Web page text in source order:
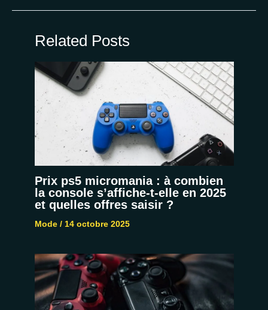
Related Posts
Prix ps5 micromania : à combien
la console s’affiche-t-elle en 2025
et quelles offres saisir ?
Mode/ 14 octobre 2025